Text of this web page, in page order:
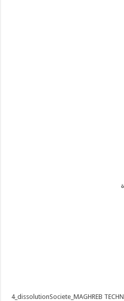
4_dissolutionSociete_MAGHREB